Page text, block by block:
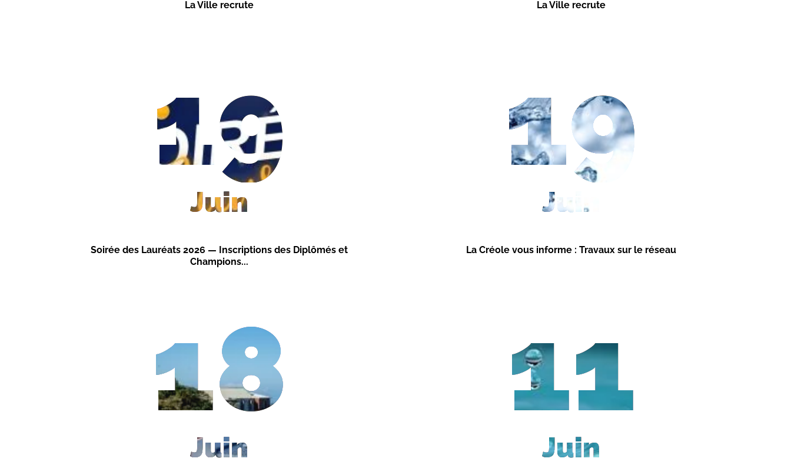
La Ville recrute La Ville recrute
Soirée des Lauréats 2026 — Inscriptions des Diplômés et
Champions...
19
Juin
La Créole vous informe : Travaux sur le réseau
19
Juin
18
Juin
11
Juin